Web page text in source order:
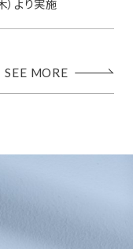
）より実施
SEE MORE